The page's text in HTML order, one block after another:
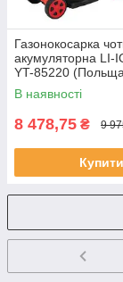
Газонокосарка
акумуляторна LI-
YT-85220
В наявності
8 478,75 ₴ 9
Купити